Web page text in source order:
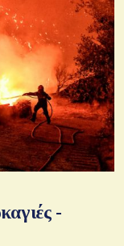
-